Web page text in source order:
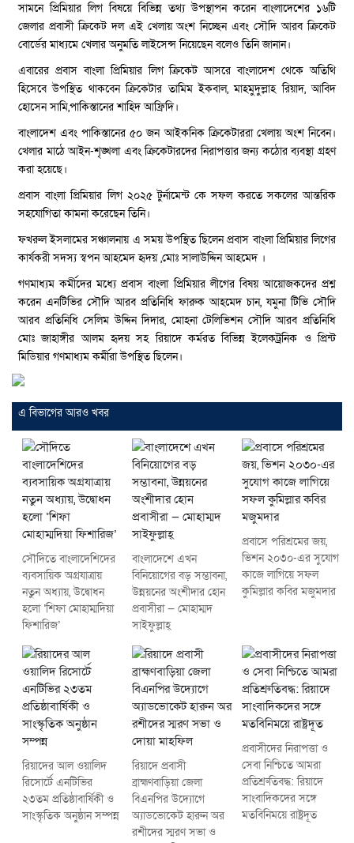
সামনে প্রিমিয়ার লিগ বিষয়ে বিভিন্ন তথ্য উপস্থাপন করেন বাংলাদেশের ১৬টি
জেলার প্রবাসী ক্রিকেট দল এই খেলায় অংশ নিচ্ছেন এবং সৌদি আরব ক্রিকেট
বোর্ডের মাধ্যমে খেলার অনুমতি লাইসেন্স নিয়েছেন বলেও তিনি জানান।
এবারের প্রবাস বাংলা প্রিমিয়ার লিগ ক্রিকেট আসরে বাংলাদেশ থেকে অতিথি
হিসেবে উপস্থিত থাকবেন ক্রিকেটার তামিম ইকবাল, মাহমুদুল্লাহ রিয়াদ, আবিদ
হোসেন সামি,পাকিস্তানের শাহিদ আফ্রিদি।
বাংলাদেশ এবং পাকিস্তানের ৫০ জন আইকনিক ক্রিকেটাররা খেলায় অংশ নিবেন।
খেলার মাঠে আইন-শৃঙ্খলা এবং ক্রিকেটারদের নিরাপত্তার জন্য কঠোর ব্যবস্থা গ্রহণ
করা হয়েছে।
প্রবাস বাংলা প্রিমিয়ার লিগ ২০২৫ টুর্নামেন্ট কে সফল করতে সকলের আন্তরিক
সহযোগিতা কামনা করেছেন তিনি।
ফখরুল ইসলামের সঞ্চালনায় এ সময় উপস্থিত ছিলেন প্রবাস বাংলা প্রিমিয়ার লিগের
কার্যকরী সদস্য স্বপন আহমেদ হৃদয় ,মোঃ সালাউদ্দিন আহমেদ ।
গণমাধ্যম কর্মীদের মধ্যে প্রবাস বাংলা প্রিমিয়ার লীগের বিষয় আয়োজকদের প্রশ্ন
করেন এনটিভির সৌদি আরব প্রতিনিধি ফারুক আহমেদ চান, যমুনা টিভি সৌদি
আরব প্রতিনিধি সেলিম উদ্দিন দিদার, মোহনা টেলিভিশন সৌদি আরব প্রতিনিধি
মোঃ জাহাঙ্গীর আলম হৃদয় সহ রিয়াদে কর্মরত বিভিন্ন ইলেকট্রনিক ও প্রিন্ট
মিডিয়ার গণমাধ্যম কর্মীরা উপস্থিত ছিলেন।
এ বিভাগের আরও খবর
সৌদিতে বাংলাদেশিদের
ব্যবসায়িক অগ্রযাত্রায়
নতুন অধ্যায়, উদ্বোধন
হলো ‘শিফা মোহাম্মদিয়া
ফিশারিজ’
বাংলাদেশে এখন
বিনিয়োগের বড় সম্ভাবনা,
উন্নয়নের অংশীদার হোন
প্রবাসীরা — মোহাম্মদ
সাইফুল্লাহ্
প্রবাসে পরিশ্রমের জয়,
ভিশন ২০৩০-এর সুযোগ
কাজে লাগিয়ে সফল
কুমিল্লার কবির মজুমদার
রিয়াদের আল ওয়ালিদ
রিসোর্টে এনটিভির
২৩তম প্রতিষ্ঠাবার্ষিকী ও
সাংস্কৃতিক অনুষ্ঠান সম্পন্ন
রিয়াদে প্রবাসী
ব্রাহ্মণবাড়িয়া জেলা
বিএনপির উদ্যোগে
অ্যাডভোকেট হারুন অর
রশীদের স্মরণ সভা ও
প্রবাসীদের নিরাপত্তা ও
সেবা নিশ্চিতে আমরা
প্রতিশ্রুতিবদ্ধ: রিয়াদে
সাংবাদিকদের সঙ্গে
মতবিনিময়ে রাষ্ট্রদূত